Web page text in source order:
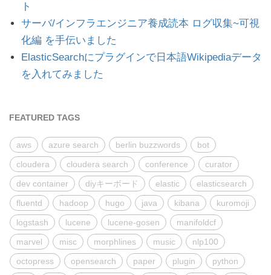
ト
サーバ/インフラエンジニア養成読本 ログ収集~可視
化編 を手伝いました
ElasticSearchにプラグインで日本語Wikipediaデータ
を入れてみました
FEATURED TAGS
aws azure search berlin buzzwords
bot
cloudera
cloudera search conference
curator
dev container
diyキーボード elastic
elasticsearch
fluentd
hadoop hugo java kibana
kuromoji
logstash
lucene lucene-gosen
manifoldcf
marvel
misc morphlines music
nlp100
octopress
opensearch paper plugin
python